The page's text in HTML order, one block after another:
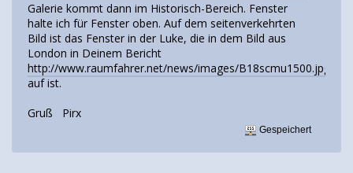
Galerie kommt dann im Historisch-Bereich. Fenster
halte ich für Fenster oben. Auf dem seitenverkehrten
Bild ist das Fenster in der Luke, die in dem Bild aus
London in Deinem Bericht
http://www.raumfahrer.net/news/images/B18scmu1500.jpg
auf ist.
Gruß Pirx
Gespeichert